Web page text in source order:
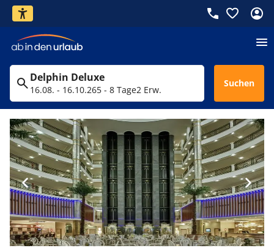
Delphin Deluxe
16.08. - 16.10.265 - 8 Tage2 Erw.
Suchen